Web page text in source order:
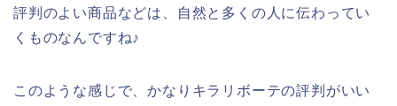
評判のよい商品などは、自然と多くの人に伝わってい
くものなんですね♪
このような感じで、かなりキラリボーテの評判がいい